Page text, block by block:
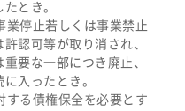
とき。
業停止若しくは事業禁止
認可等が取り消され、
要な一部につき廃止、
入ったとき。
する債権保全を必要とす